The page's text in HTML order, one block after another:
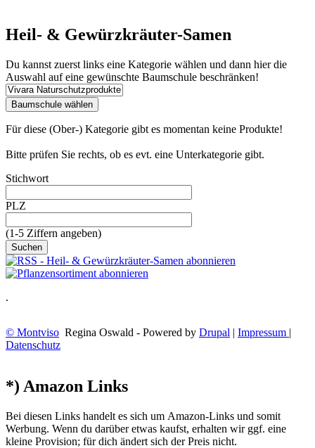
Heil- & Gewürzkräuter-Samen
Du kannst zuerst links eine Kategorie wählen und dann hier die
Auswahl auf eine gewünschte Baumschule beschränken!
Für diese (Ober-) Kategorie gibt es momentan keine Produkte!
Bitte prüfen Sie rechts, ob es evt. eine Unterkategorie gibt.
Stichwort
PLZ
(1-5 Ziffern angeben)
.
© Montviso Regina Oswald - Powered by Drupal | Impressum |
Datenschutz
*) Amazon Links
Bei diesen Links handelt es sich um Amazon-Links und somit
Werbung. Wenn du darüber etwas kaufst, erhalten wir ggf. eine
kleine Provision; für dich ändert sich der Preis nicht.